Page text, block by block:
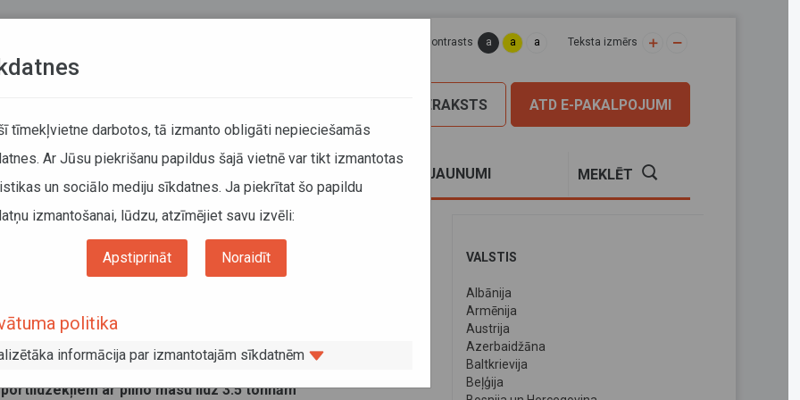
Lapas kontrasts a a a Teksta izmērs
ATD E-PAKALPOJUMI
PIERAKSTS
JAUNUMI MEKLĒT
riepām un to aprīkošanu ar ķēdēm Zviedrijā
Zviedrijā
ar pilno masu līdz 3.5 tonnām
VALSTIS
Albānija
Armēnija
Austrija
Azerbaidžāna
Baltkrievija
Beļģija
tīmekļvietne darbotos, tā izmanto obligāti nepieciešamās
Ar Jūsu piekrišanu papildus šajā vietnē var tikt izmantotas
un sociālo mediju sīkdatnes. Ja piekrītat šo papildu
izmantošanai, lūdzu, atzīmējiet savu izvēli:
Apstiprināt Noraidīt
politika
informācija par izmantotajām sīkdatnēm